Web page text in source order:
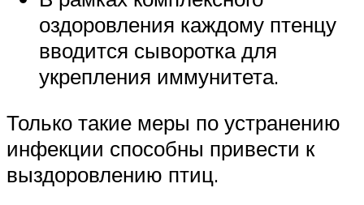
оздоровления каждому птенцу
вводится сыворотка для
укрепления иммунитета.
Только такие меры по устранению
инфекции способны привести к
выздоровлению птиц.